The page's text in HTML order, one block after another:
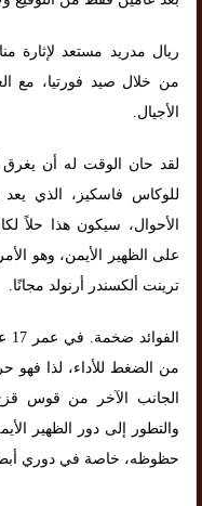
ريال مدريد مستعد لإثارة
من خلال صيد فورتيا، مع
الأجيال.
لقد حان الوقت له أن يغرق
للوكاس فاسكيز، الذي
الأحوال، سيكون هذا حلاً
على الظهير الأيمن، وهو
ترينت ألكسندر أرنولد مجانًا.
من الضغط للأداء، لذا فهو
الجانب الآخر من قوس
والتطور إلى دور الظهير
حظوظه، خاصة في دوري